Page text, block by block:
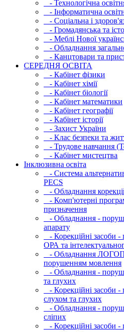
- Технологічна
- Інфopматична
- Соціальна і
- Громадянська та
- Меблі Нової
- Обладнання
- Канцтовари та
СЕРЕДНЯ ОСВIТА
- Кабінет фізики
- Кабінет хімії
- Кабінет біології
- Кабінет математики
- Кабінет географії
- Кабінет історії
- Захист України
- Клас безпеки та
- Трудове навчання
- Кабінет мистецтва
Інклюзивна освіта
- Система
PECS
- Обладнання
- Комп'ютерні
призначення
- Обладнання -
апарату
- Корекційні засоби
ОРА та
- Обладнання
порушенням мовлення
- Обладнання -
та глухих
- Корекційні засоби
слухом та глухих
- Обладнання -
сліпих
- Корекційні засоби